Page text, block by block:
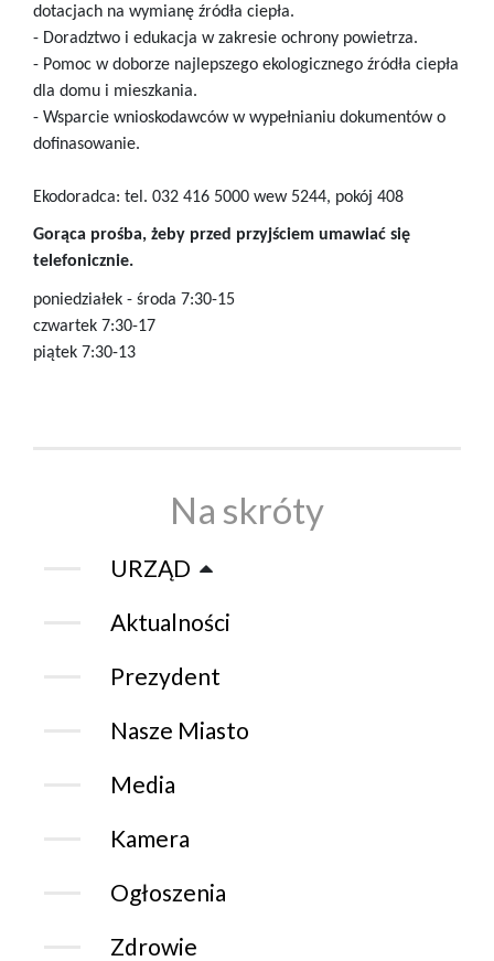
dotacjach na wymianę źródła ciepła.
- Doradztwo i edukacja w zakresie ochrony powietrza.
- Pomoc w doborze najlepszego ekologicznego źródła ciepła
dla domu i mieszkania.
- Wsparcie wnioskodawców w wypełnianiu dokumentów o
dofinasowanie.
Ekodoradca: tel. 032 416 5000 wew 5244, pokój 408
Gorąca prośba, żeby przed przyjściem umawiać się
telefonicznie.
poniedziałek - środa 7:30-15
czwartek 7:30-17
piątek 7:30-13
Na skróty
URZĄD
Aktualności
Prezydent
Nasze Miasto
Media
Kamera
Ogłoszenia
Zdrowie